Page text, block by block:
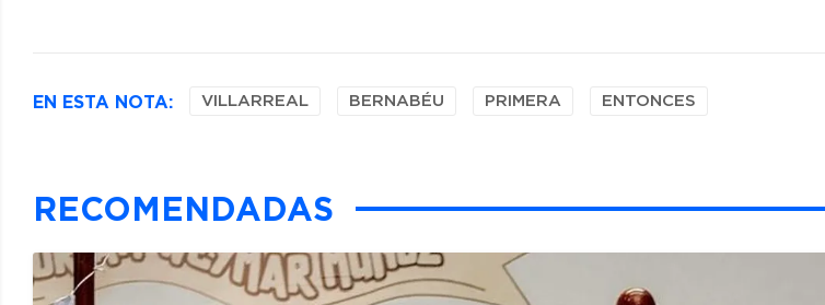
EN ESTA NOTA: VILLARREAL BERNABÉU PRIMERA ENTONCES
RECOMENDADAS